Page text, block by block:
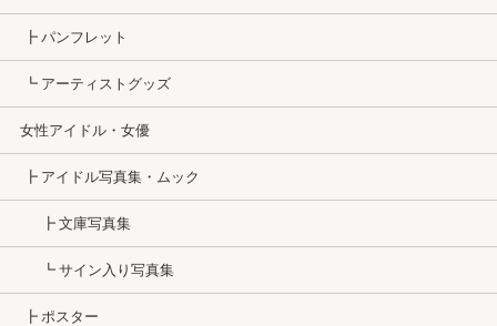
┣ パンフレット
┗ アーティストグッズ
女性アイドル・女優
┣ アイドル写真集・ムック
┣ 文庫写真集
┗ サイン入り写真集
┣ ポスター